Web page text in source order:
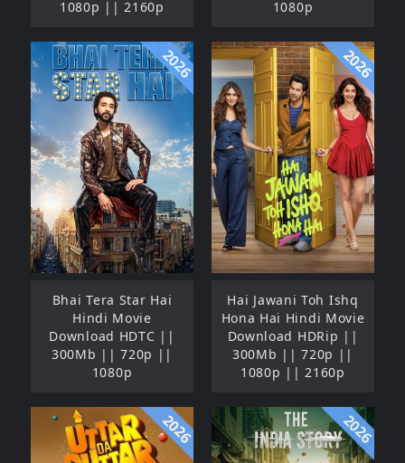
1080p || 2160p 1080p
2026
Bhai Tera Star Hai
Hindi Movie
Download HDTC ||
300Mb || 720p ||
1080p
2026
Hai Jawani Toh Ishq
Hona Hai Hindi Movie
Download HDRip ||
300Mb || 720p ||
1080p || 2160p
2026 2026